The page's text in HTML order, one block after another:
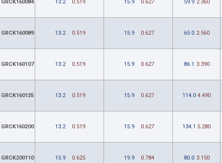
GRCK160084 13.2 0.519 15.9 0.627 59.9 2.360
GRCK160089 13.2 0.519 15.9 0.627 65.0 2.560
GRCK160107 13.2 0.519 15.9 0.627 86.1 3.390
GRCK160135 13.2 0.519 15.9 0.627 114.0 4.490
GRCK160200 13.2 0.519 15.9 0.627 134.1 5.280
GRCK200110 15.9 0.625 19.9 0.784 80.0 3.150